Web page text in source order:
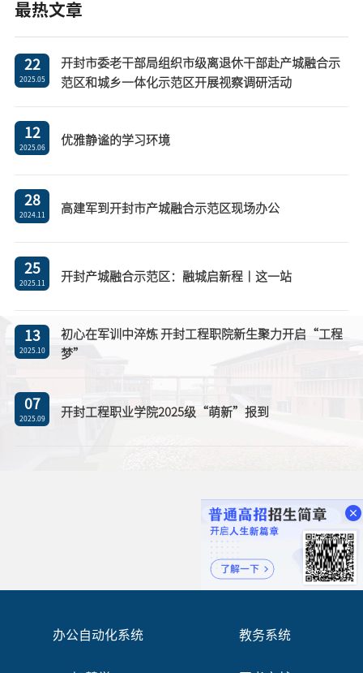
最热文章
22
2025.05
开封市委老干部局组织市级离退休干部赴产城融合示
范区和城乡一体化示范区开展视察调研活动
12
2025.06
优雅静谧的学习环境
28
2024.11
高建军到开封市产城融合示范区现场办公
25
2025.11
开封产城融合示范区：融城启新程丨这一站
13
2025.10
初心在军训中淬炼 开封工程职院新生聚力开启“工程
梦”
07
2025.09
开封工程职业学院2025级“萌新”报到
办公自动化系统 教务系统